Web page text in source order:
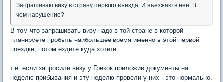
Запрашиваю визу в страну первого въезда. И въезжаю в нее. В
чем нарушение?
В том что запрашивать визу надо в той стране в которой
планируете пробыть наибольшее время именно в этой первой
поездке, потом ездите куда хотите.
т.е. если запросили визу у Греков приложив документы на
неделю прибывания и эту неделю провели у них - это нормально.